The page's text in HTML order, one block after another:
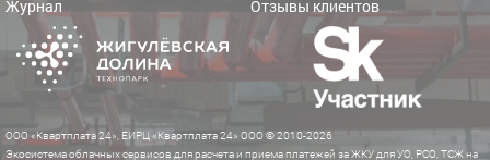
Журнал
Отзывы клиентов
ООО «Квартплата 24», ЕИРЦ «Квартплата 24» ООО © 2010-2026
Экосистема облачных сервисов для расчета и приема платежей за ЖКУ для УО, РСО, ТСЖ на